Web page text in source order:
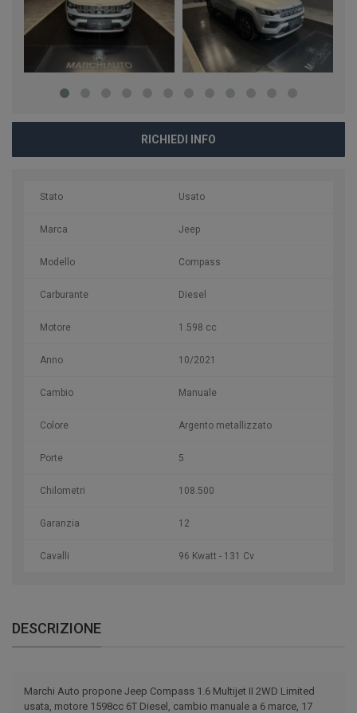
RICHIEDI INFO
Stato Usato
Marca Jeep
Modello Compass
Carburante Diesel
Motore 1.598 cc
Anno 10/2021
Cambio Manuale
Colore Argento metallizzato
Porte 5
Chilometri 108.500
Garanzia 12
Cavalli 96 Kwatt - 131 Cv
DESCRIZIONE
Marchi Auto propone Jeep Compass 1.6 Multijet II 2WD Limited
usata, motore 1598cc 6T Diesel, cambio manuale a 6 marce, 17